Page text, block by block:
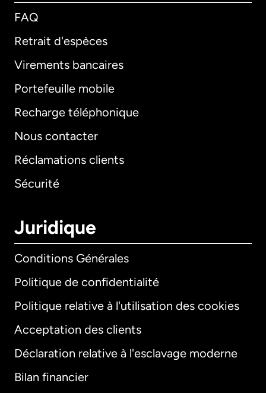
FAQ
Retrait d'espèces
Virements bancaires
Portefeuille mobile
Recharge téléphonique
Nous contacter
Réclamations clients
Sécurité
Juridique
Conditions Générales
Politique de confidentialité
Politique relative à l'utilisation des cookies
Acceptation des clients
Déclaration relative à l'esclavage moderne
Bilan financier
International